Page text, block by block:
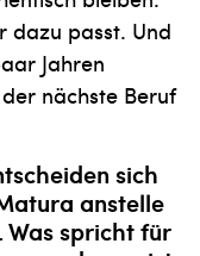
dazu passt. Und
Jahren
nächste Beruf
sich
anstelle
spricht für